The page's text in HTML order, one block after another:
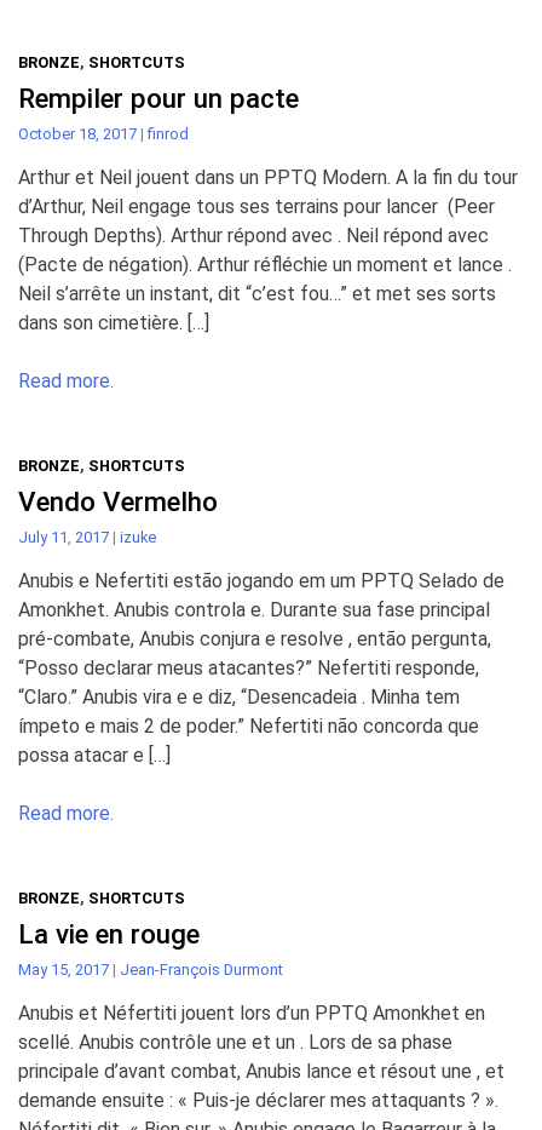
BRONZE, SHORTCUTS
Rempiler pour un pacte
October 18, 2017 |finrod
Arthur et Neil jouent dans un PPTQ Modern. A la fin du tour
d’Arthur, Neil engage tous ses terrains pour lancer (Peer
Through Depths). Arthur répond avec . Neil répond avec
(Pacte de négation). Arthur réfléchie un moment et lance .
Neil s’arrête un instant, dit “c’est fou…” et met ses sorts
dans son cimetière. […]
Read more.
BRONZE, SHORTCUTS
Vendo Vermelho
July 11, 2017 | izuke
Anubis e Nefertiti estão jogando em um PPTQ Selado de
Amonkhet. Anubis controla e. Durante sua fase principal
pré-combate, Anubis conjura e resolve , então pergunta,
“Posso declarar meus atacantes?” Nefertiti responde,
“Claro.” Anubis vira e e diz, “Desencadeia . Minha tem
ímpeto e mais 2 de poder.” Nefertiti não concorda que
possa atacar e […]
Read more.
BRONZE, SHORTCUTS
La vie en rouge
May 15, 2017 | Jean-François Durmont
Anubis et Néfertiti jouent lors d’un PPTQ Amonkhet en
scellé. Anubis contrôle une et un . Lors de sa phase
principale d’avant combat, Anubis lance et résout une , et
demande ensuite : « Puis-je déclarer mes attaquants ? ».